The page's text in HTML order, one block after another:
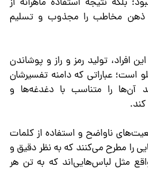
بلکه نتیجه استفاده ماهرانه از
ذهن مخاطب را مجذوب و تسلیم
افراد، تولید رمز و راز و پوشاندن
است؛ عباراتی که دامنه تفسیرشان
را متناسب با دغدغه‌ها و
ناواضح و استفاده از کلمات
را مطرح می‌کنند که به نظر دقیق و
مثل لباس‌هایی‌اند که به تن هر